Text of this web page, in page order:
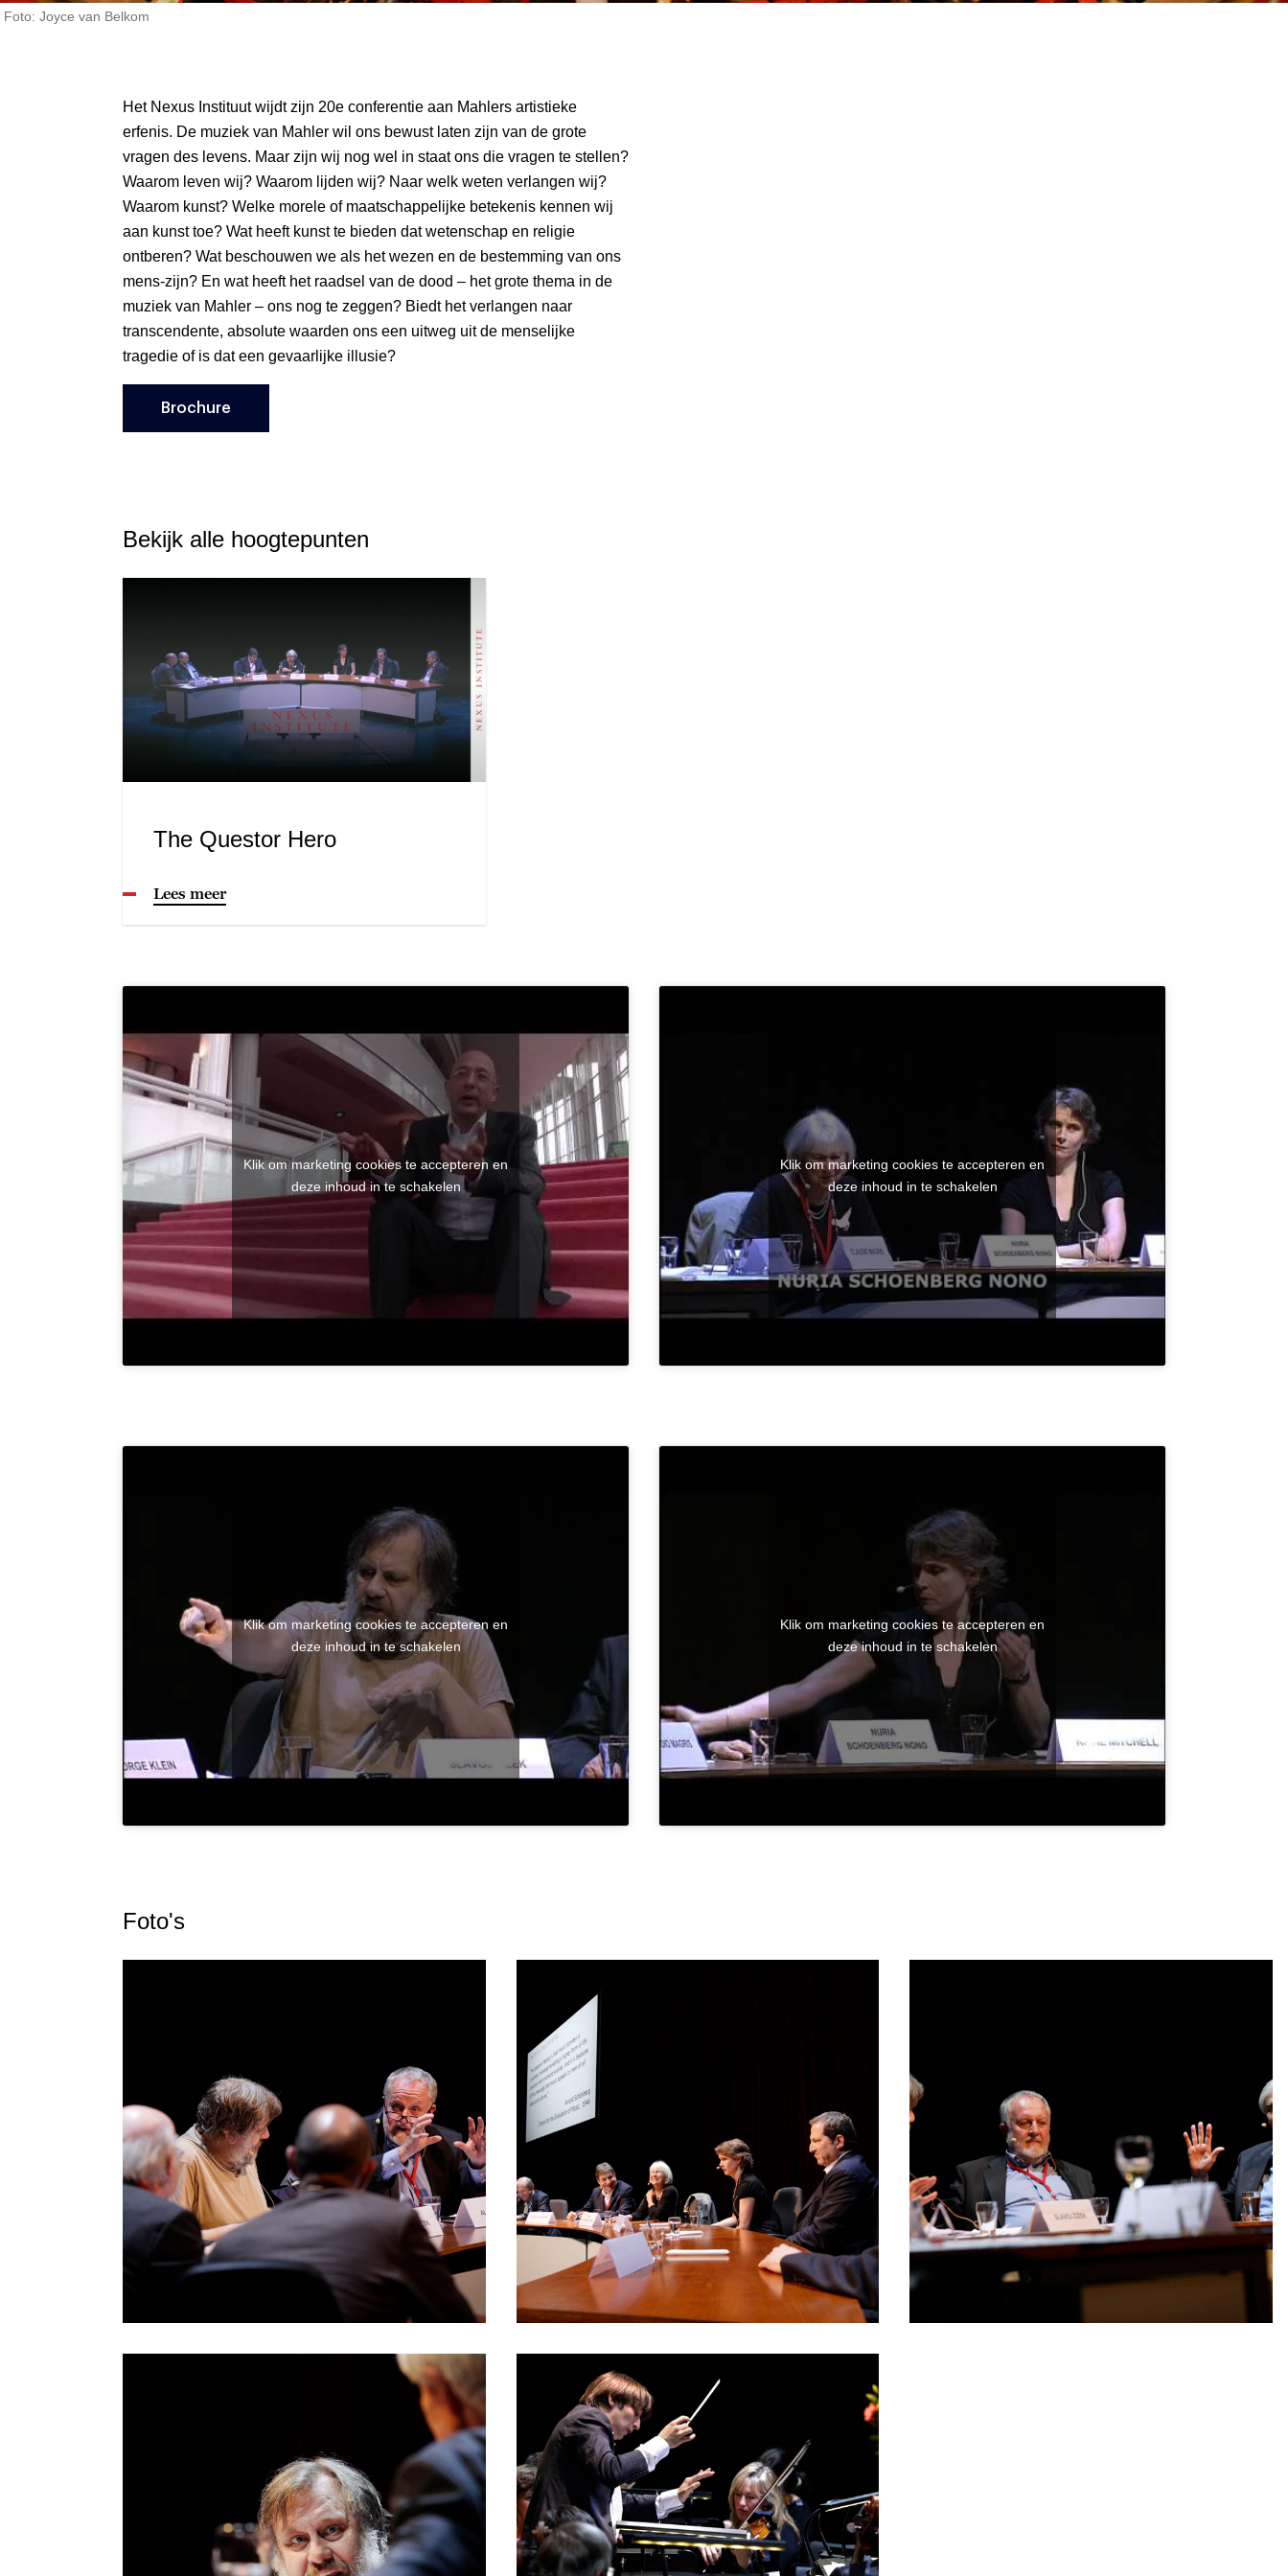
Foto: Joyce van Belkom
Het Nexus Instituut wijdt zijn 20e conferentie aan Mahlers artistieke
erfenis. De muziek van Mahler wil ons bewust laten zijn van de grote
vragen des levens. Maar zijn wij nog wel in staat ons die vragen te stellen?
Waarom leven wij? Waarom lijden wij? Naar welk weten verlangen wij?
Waarom kunst? Welke morele of maatschappelijke betekenis kennen wij
aan kunst toe? Wat heeft kunst te bieden dat wetenschap en religie
ontberen? Wat beschouwen we als het wezen en de bestemming van ons
mens-zijn? En wat heeft het raadsel van de dood – het grote thema in de
muziek van Mahler – ons nog te zeggen? Biedt het verlangen naar
transcendente, absolute waarden ons een uitweg uit de menselijke
tragedie of is dat een gevaarlijke illusie?
Brochure
Bekijk alle hoogtepunten
The Questor Hero
Lees meer
Klik om marketing cookies te accepteren en
deze inhoud in te schakelen
Klik om marketing cookies te accepteren en
deze inhoud in te schakelen
Klik om marketing cookies te accepteren en
deze inhoud in te schakelen
Klik om marketing cookies te accepteren en
deze inhoud in te schakelen
Foto's